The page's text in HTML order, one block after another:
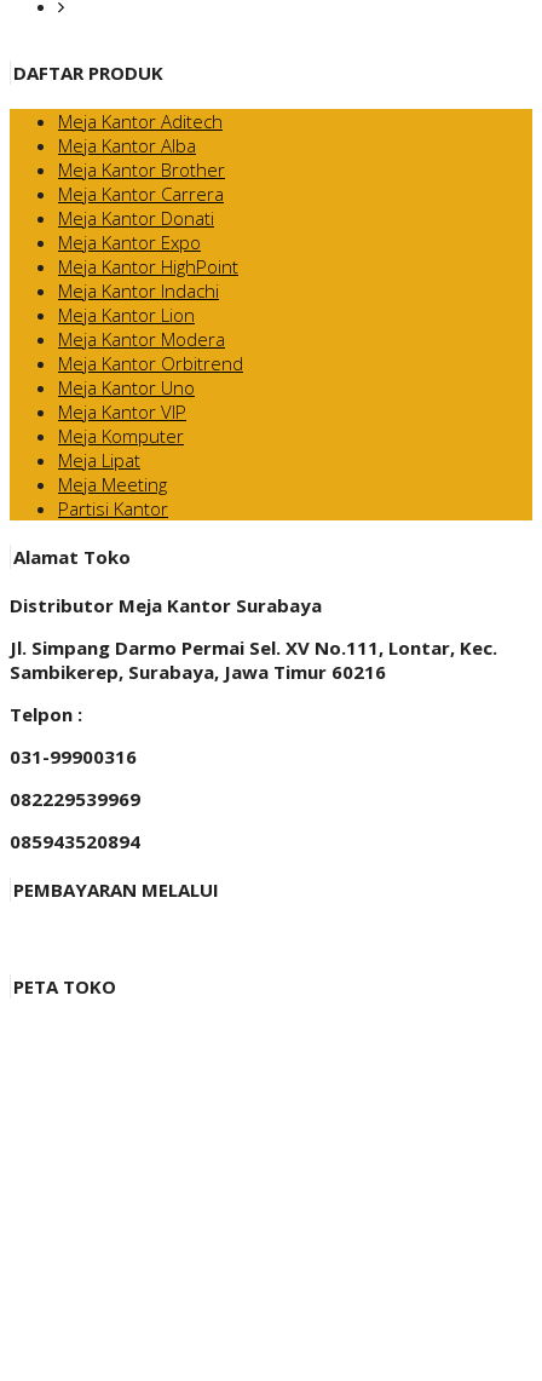
DAFTAR PRODUK
Meja Kantor Aditech
Meja Kantor Alba
Meja Kantor Brother
Meja Kantor Carrera
Meja Kantor Donati
Meja Kantor Expo
Meja Kantor HighPoint
Meja Kantor Indachi
Meja Kantor Lion
Meja Kantor Modera
Meja Kantor Orbitrend
Meja Kantor Uno
Meja Kantor VIP
Meja Komputer
Meja Lipat
Meja Meeting
Partisi Kantor
Alamat Toko
Distributor Meja Kantor Surabaya
Jl. Simpang Darmo Permai Sel. XV No.111, Lontar, Kec.
Sambikerep, Surabaya, Jawa Timur 60216
Telpon :
031-99900316
082229539969
085943520894
PEMBAYARAN MELALUI
PETA TOKO